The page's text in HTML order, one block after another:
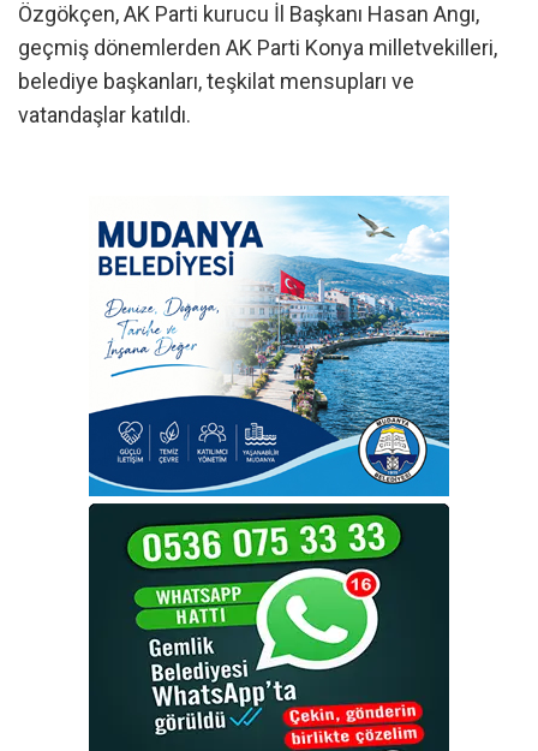
Özgökçen, AK Parti kurucu İl Başkanı Hasan Angı,
geçmiş dönemlerden AK Parti Konya milletvekilleri,
belediye başkanları, teşkilat mensupları ve
vatandaşlar katıldı.